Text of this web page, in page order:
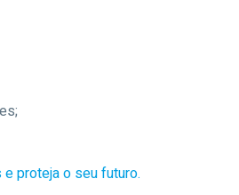
e proteja o seu futuro.